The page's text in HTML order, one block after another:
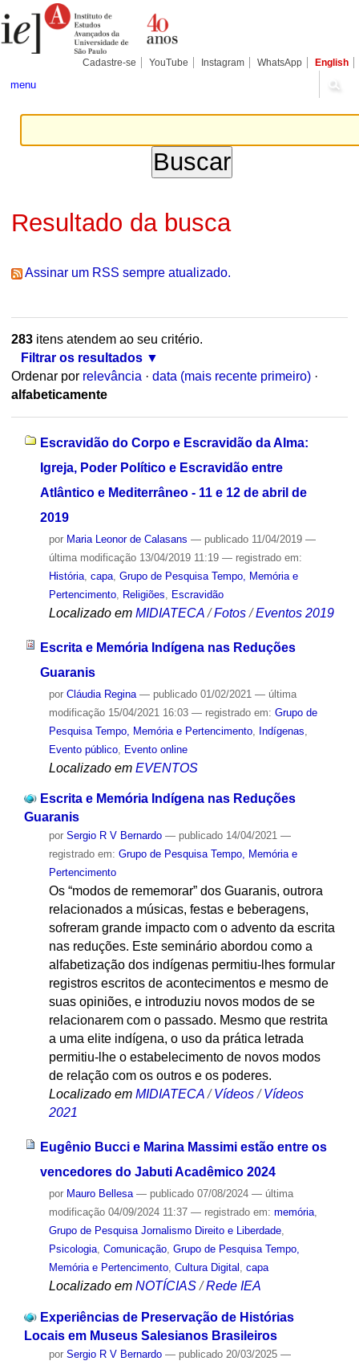
para
conteúdo.
Pessoais
Cadastre-se YouTube Instagram WhatsApp English
menu
Resultado da busca
Assinar um RSS sempre atualizado.
283itens atendem ao seu critério.
Filtrar os resultados
Ordenar por relevância · data (mais recente primeiro) ·
alfabeticamente
Escravidão do Corpo e Escravidão da Alma:
Igreja, Poder Político e Escravidão entre
Atlântico e Mediterrâneo - 11 e 12 de abril de
2019
por Maria Leonor de Calasans — publicado11/04/2019 —
última modificação13/04/2019 11:19 — registrado em:
História, capa, Grupo de Pesquisa Tempo, Memória e
Pertencimento, Religiões Escravidão
Localizado em MIDIATECA /Fotos /Eventos 2019
Escrita e Memória Indígena nas Reduções
Guaranis
por Cláudia Regina — publicado01/02/2021 — última
modificação15/04/2021 16:03 — registrado em: Grupo de
Pesquisa Tempo, Memória e Pertencimento, Indígenas
Evento público, Evento online
Localizado em EVENTOS
Escrita e Memória Indígena nas Reduções
Guaranis
por Sergio R V Bernardo — publicado14/04/2021 —
registrado em: Grupo de Pesquisa Tempo, Memória e
Pertencimento
Os “modos de rememorar” dos Guaranis, outrora
relacionados a músicas, festas e beberagens,
sofreram grande impacto com o advento da escrita
nas reduções. Este seminário abordou como a
alfabetização dos indígenas permitiu-lhes formular
registros escritos de acontecimentos e mesmo de
suas opiniões, e introduziu novos modos de se
relacionarem com o passado. Mesmo que restrita
a uma elite indígena, o uso da prática letrada
permitiu-lhe o estabelecimento de novos modos
de relação com os outros e os poderes.
Localizado em MIDIATECA /Vídeos /Vídeos
2021
Eugênio Bucci e Marina Massimi estão entre os
vencedores do Jabuti Acadêmico 2024
por Mauro Bellesa — publicado07/08/2024 — última
modificação04/09/2024 11:37 — registrado em: memória,
Grupo de Pesquisa Jornalismo Direito e Liberdade,
Psicologia, Comunicação, Grupo de Pesquisa Tempo,
Memória e Pertencimento, Cultura Digital , capa
Localizado em NOTÍCIAS /Rede IEA
Experiências de Preservação de Histórias
Locais em Museus Salesianos Brasileiros
por Sergio R V Bernardo — publicado20/03/2025 —